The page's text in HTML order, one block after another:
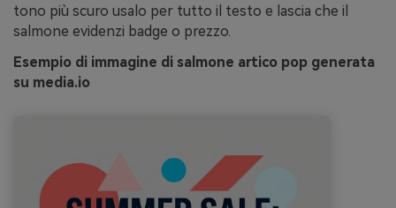
tono più scuro usalo per tutto il testo e lascia che il
salmone evidenzi badge o prezzo.
Esempio di immagine di salmone artico pop generata
su media.io